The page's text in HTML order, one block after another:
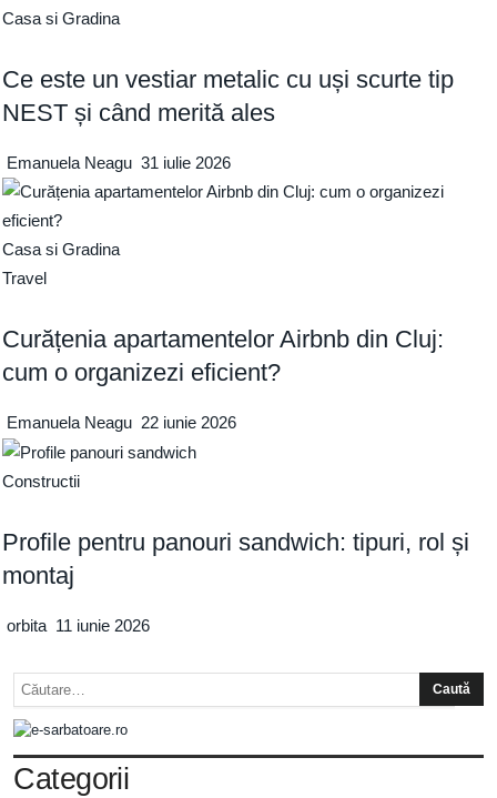
Casa si Gradina
Ce este un vestiar metalic cu uși scurte tip
NEST și când merită ales
Emanuela Neagu 31 iulie 2026
Casa si Gradina
Travel
Curățenia apartamentelor Airbnb din Cluj:
cum o organizezi eficient?
Emanuela Neagu 22 iunie 2026
Constructii
Profile pentru panouri sandwich: tipuri, rol și
montaj
orbita 11 iunie 2026
Categorii